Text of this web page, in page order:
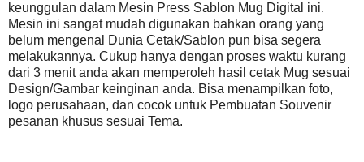
keunggulan dalam Mesin Press Sablon Mug Digital ini.
Mesin ini sangat mudah digunakan bahkan orang yang
belum mengenal Dunia Cetak/Sablon pun bisa segera
melakukannya. Cukup hanya dengan proses waktu kurang
dari 3 menit anda akan memperoleh hasil cetak Mug sesuai
Design/Gambar keinginan anda. Bisa menampilkan foto,
logo perusahaan, dan cocok untuk Pembuatan Souvenir
pesanan khusus sesuai Tema.